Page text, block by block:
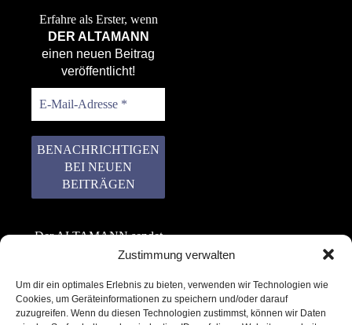
Zustimmung verwalten
Um dir ein optimales Erlebnis zu bieten, verwenden wir Technologien wie
Cookies, um Geräteinformationen zu speichern und/oder darauf
zuzugreifen. Wenn du diesen Technologien zustimmst, können wir Daten
Erfahre als Erster, wenn
DER ALTAMANN
einen neuen Beitrag
veröffentlicht!
Der ALTAMANN sendet
keinen Spam! Er gibt
weiter. Erfahre mehr in
unserer